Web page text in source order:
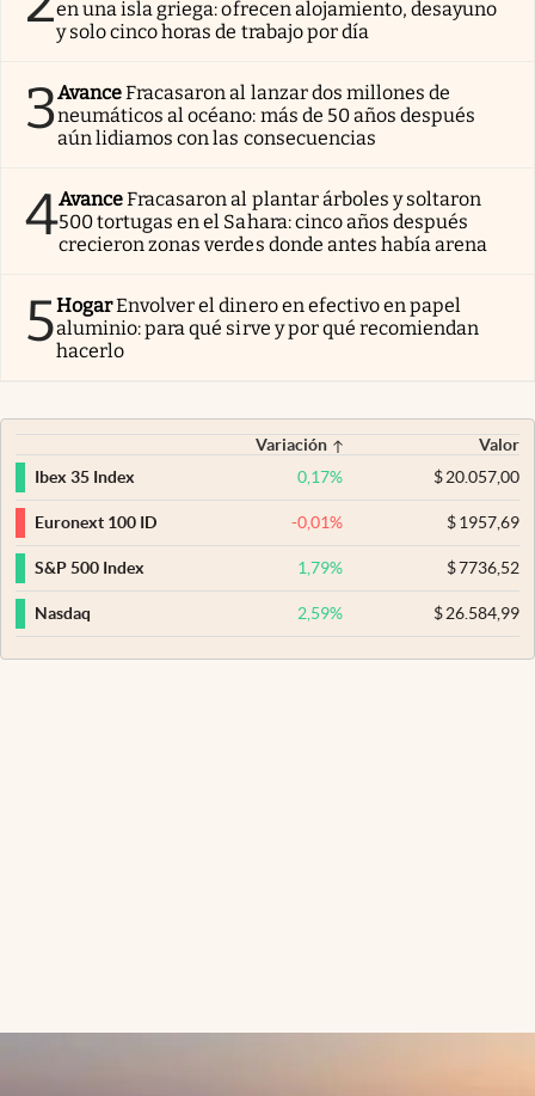
en una isla griega: ofrecen alojamiento, desayuno
y solo cinco horas de trabajo por día
3AvanceFracasaron al lanzar dos millones de
neumáticos al océano: más de 50 años después
aún lidiamos con las consecuencias
4AvanceFracasaron al plantar árboles y soltaron
500 tortugas en el Sahara: cinco años después
crecieron zonas verdes donde antes había arena
5HogarEnvolver el dinero en efectivo en papel
aluminio: para qué sirve y por qué recomiendan
hacerlo
Variación
Valor
Ibex 35 Index
0,17% $20.057,00
Euronext 100 ID -0,01% $1957,69
S&P 500 Index 1,79% $7736,52
Nasdaq 2,59% $26.584,99